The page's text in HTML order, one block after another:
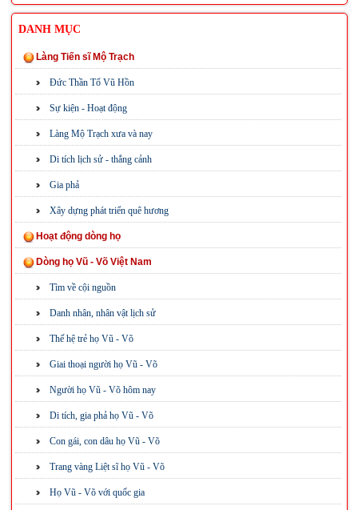
DANH MỤC
Làng Tiến sĩ Mộ Trạch
Đức Thần Tổ Vũ Hồn
Sự kiện - Hoạt động
Làng Mộ Trạch xưa và nay
Di tích lịch sử - thắng cảnh
Gia phả
Xây dựng phát triển quê hương
Hoạt động dòng họ
Dòng họ Vũ - Võ Việt Nam
Tìm về cội nguồn
Danh nhân, nhân vật lịch sử
Thế hệ trẻ họ Vũ - Võ
Giai thoại người họ Vũ - Võ
Người họ Vũ - Võ hôm nay
Di tích, gia phả họ Vũ - Võ
Con gái, con dâu họ Vũ - Võ
Trang vàng Liệt sĩ họ Vũ - Võ
Họ Vũ - Võ với quốc gia